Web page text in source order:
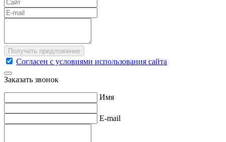
Согласен с условиями использования сайта
Заказать звонок
Имя
E-mail